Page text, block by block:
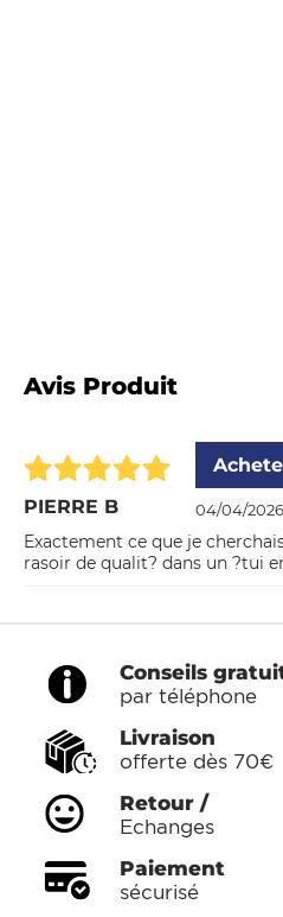
Avis Produit
PIERRE B 04/04/2026
Exactement ce que je
rasoir de qualit? dans un ?tui
Conseils
par téléphone
Livraison
offerte dès 70€
Retour /
Echanges
Paiement
sécurisé